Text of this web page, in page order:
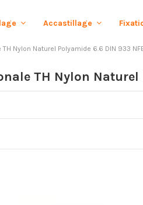
Accastillage
Nylon Naturel Polyamide 6.6 DIN 933
TH Nylon